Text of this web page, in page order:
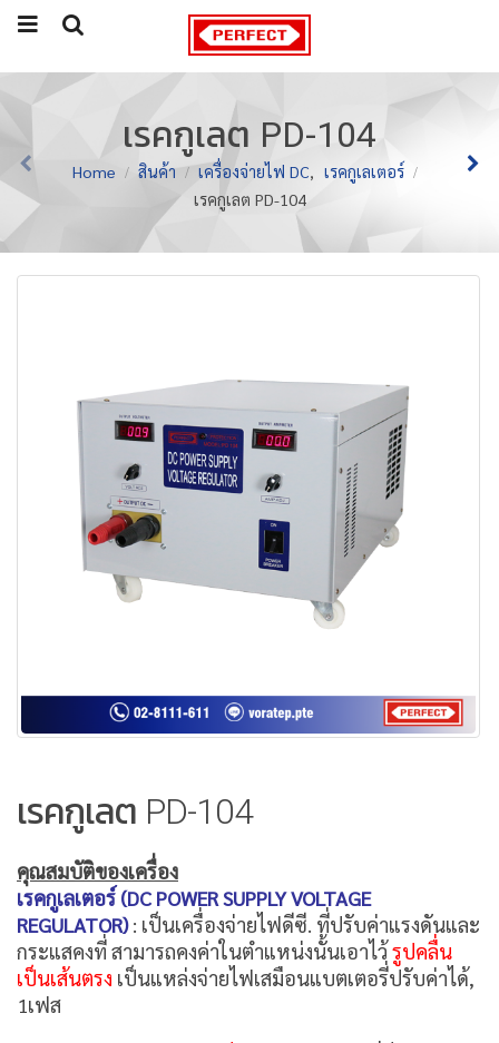
เรคกูเลต PD-104
Home สินค้า เครื่องจ่ายไฟ DC, เรคกูเลเตอร์
เรคกูเลต PD-104
เรคกูเลต PD-104
คุณสมบัติของเครื่อง
เรคกูเลเตอร์ (DC POWER SUPPLY VOLTAGE
REGULATOR): เป็นเครื่องจ่ายไฟดีซี. ที่ปรับค่าแรงดันและ
กระแสคงที่ สามารถคงค่าในตำแหน่งนั้นเอาไว้รูปคลื่น
เป็นเส้นตรง เป็นแหล่งจ่ายไฟเสมือนแบตเตอรี่ปรับค่าได้,
1เฟส